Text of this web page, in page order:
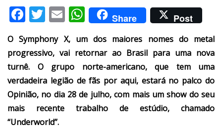
Facebook
Twitter
EmailWhatsApp
Share Post
O Symphony X, um dos maiores nomes do metal
progressivo, vai retornar ao Brasil para uma nova
turnê. O grupo norte-americano, que tem uma
verdadeira legião de fãs por aqui, estará no palco do
Opinião, no dia 28 de julho, com mais um show do seu
mais recente trabalho de estúdio, chamado
“Underworld”.